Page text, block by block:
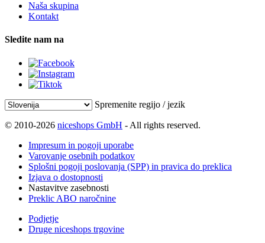
Naša skupina
Kontakt
Sledite nam na
Spremenite regijo / jezik
© 2010-2026 niceshops GmbH - All rights reserved.
Impresum in pogoji uporabe
Varovanje osebnih podatkov
Splošni pogoji poslovanja (SPP) in pravica do preklica
Izjava o dostopnosti
Nastavitve zasebnosti
Preklic ABO naročnine
Podjetje
Druge niceshops trgovine